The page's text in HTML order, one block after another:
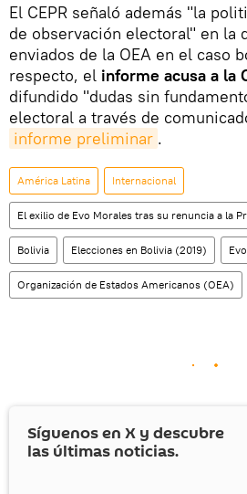
El CEPR señaló además "la
de observación electoral" en la
enviados de la OEA en el caso
respecto, el informe acusa a la
difundido "dudas sin
electoral a través de
informe preliminar .
América Latina Internacional
El exilio de Evo Morales tras su renuncia a la
Bolivia Elecciones en Bolivia (2019)
Organización de Estados Americanos (OEA)
Síguenos en X y descubre
las últimas noticias.